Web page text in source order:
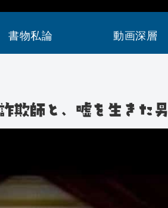
書物私論 動画深層
欺師と、嘘を生きた男